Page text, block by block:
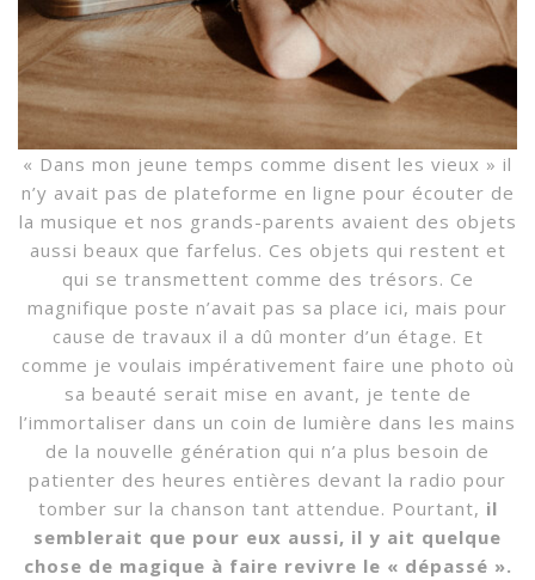
« Dans mon jeune temps comme disent les vieux » il
n’y avait pas de plateforme en ligne pour écouter de
la musique et nos grands-parents avaient des objets
aussi beaux que farfelus. Ces objets qui restent et
qui se transmettent comme des trésors. Ce
magnifique poste n’avait pas sa place ici, mais pour
cause de travaux il a dû monter d’un étage. Et
comme je voulais impérativement faire une photo où
sa beauté serait mise en avant, je tente de
l’immortaliser dans un coin de lumière dans les mains
de la nouvelle génération qui n’a plus besoin de
patienter des heures entières devant la radio pour
tomber sur la chanson tant attendue. Pourtant, il
semblerait que pour eux aussi, il y ait quelque
chose de magique à faire revivre le « dépassé ».